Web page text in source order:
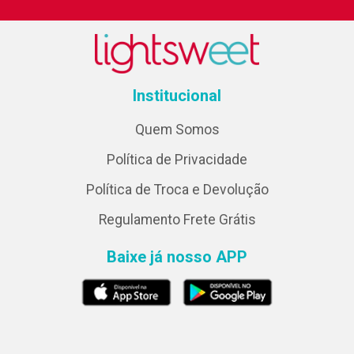
Institucional
Quem Somos
Política de Privacidade
Política de Troca e Devolução
Regulamento Frete Grátis
Baixe já nosso APP